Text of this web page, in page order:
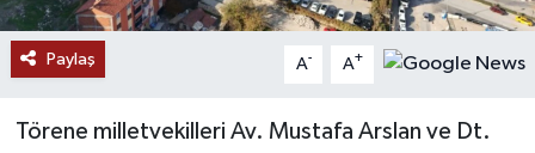
Paylaş A- A+
Törene milletvekilleri Av. Mustafa Arslan ve Dt.